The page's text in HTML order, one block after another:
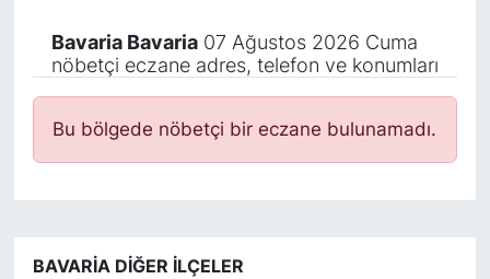
Bavaria Bavaria07 Ağustos 2026 Cuma
nöbetçi eczane adres, telefon ve konumları
Bu bölgede nöbetçi bir eczane bulunamadı.
BAVARIA DIĞER İLÇELER